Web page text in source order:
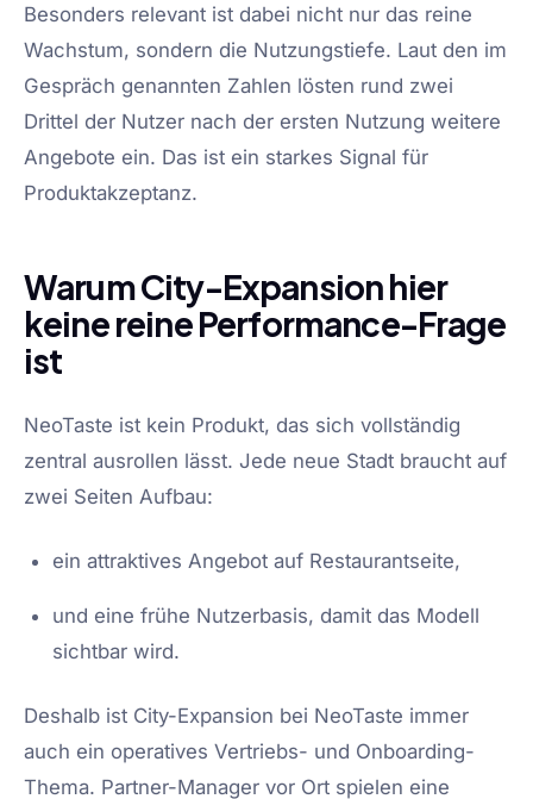
Besonders relevant ist dabei nicht nur das reine
Wachstum, sondern die Nutzungstiefe. Laut den im
Gespräch genannten Zahlen lösten rund zwei
Drittel der Nutzer nach der ersten Nutzung weitere
Angebote ein. Das ist ein starkes Signal für
Produktakzeptanz.
Warum City-Expansion hier
keine reine Performance-Frage
ist
NeoTaste ist kein Produkt, das sich vollständig
zentral ausrollen lässt. Jede neue Stadt braucht auf
zwei Seiten Aufbau:
ein attraktives Angebot auf Restaurantseite,
und eine frühe Nutzerbasis, damit das Modell
sichtbar wird.
Deshalb ist City-Expansion bei NeoTaste immer
auch ein operatives Vertriebs- und Onboarding-
Thema. Partner-Manager vor Ort spielen eine